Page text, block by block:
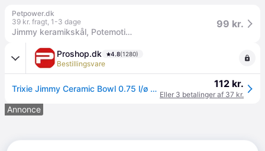
Petpower.dk
39 kr. fragt, 1-3 dage
Jimmy keramikskål, Potemotiv, 400/750ml. Flere farver
99 kr.
Proshop.dk 4.8(1280)
Bestillingsvare
Trixie Jimmy Ceramic Bowl 0.75 l/ø 16 cm assorted colours 112 kr.
Eller 3 betalinger af 37 kr.
Annonce